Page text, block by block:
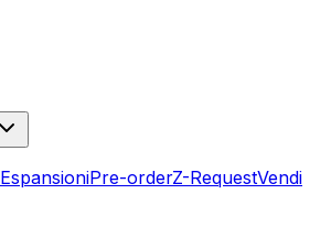
EspansioniPre-orderZ-RequestVendi